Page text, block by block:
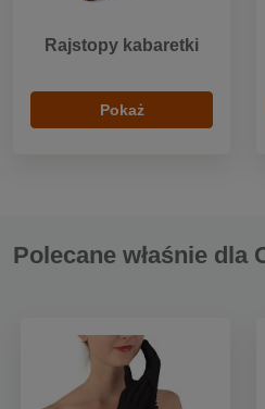
Rajstopy kabaretki
Pokaż
Polecane właśnie dla